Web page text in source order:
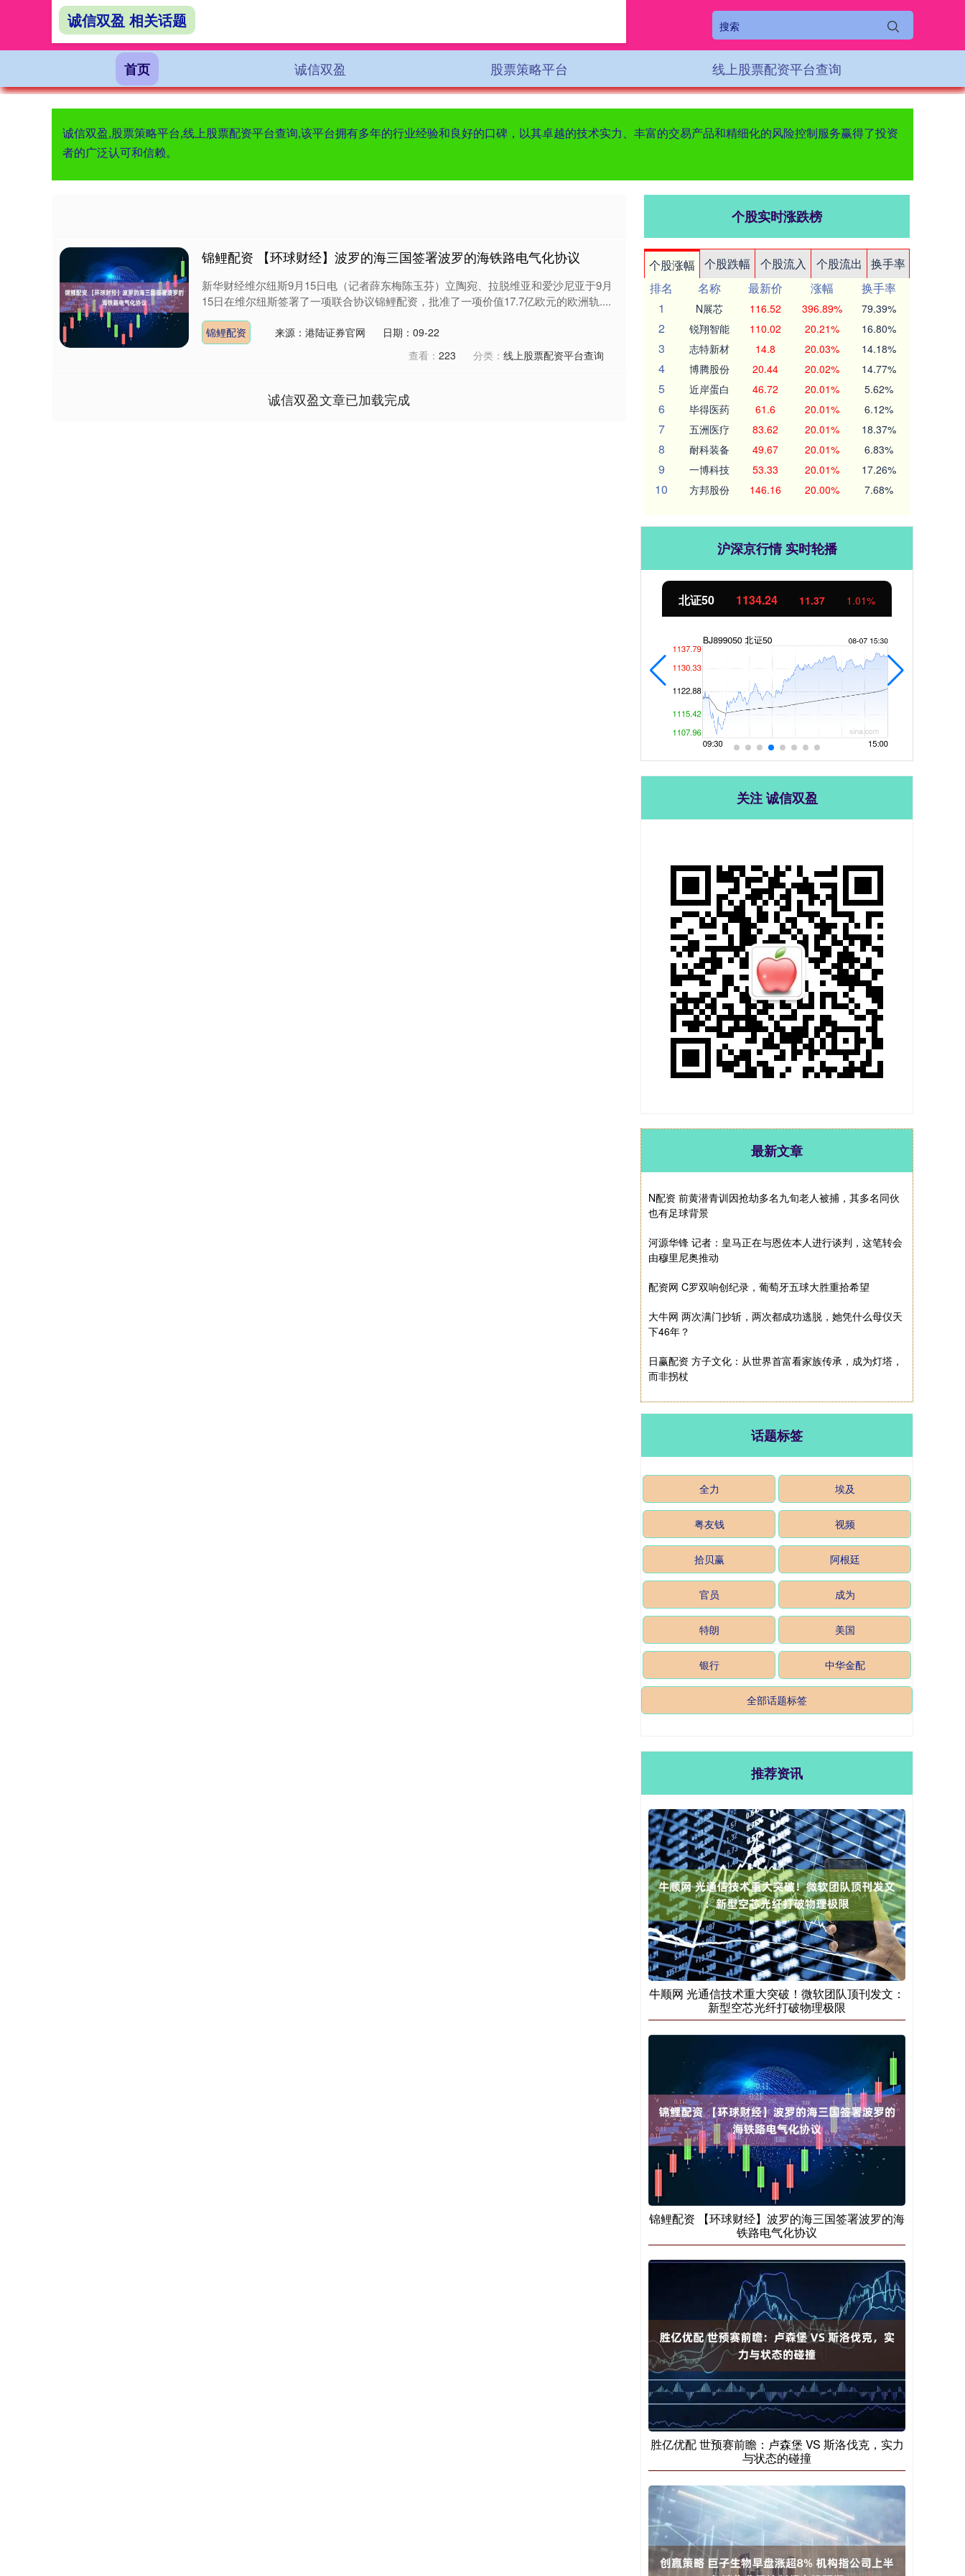
首页 诚信双盈 股票策略平台 线上股票配资平台查询
诚信双盈,股票策略平台,线上股票配资平台查询,该平台拥有多年的行业经验和良好的口碑，以其卓越的技术实力、丰富的交易产品和精细化的风险控制服务赢得了投资
者的广泛认可和信赖。
诚信双盈 相关话题
锦鲤配资 【环球财经】波罗的海三国签署波罗的海铁路电气化协议
新华财经维尔纽斯9月15日电（记者薛东梅陈玉芬）立陶宛、拉脱维亚和爱沙尼亚于9月
15日在维尔纽斯签署了一项联合协议锦鲤配资，批准了一项价值17.7亿欧元的欧洲轨....
锦鲤配资 来源：港陆证券官网
日期：09-22
查看： 223 分类： 线上股票配资平台查询
诚信双盈文章已加载完成
个股实时涨跌榜
个股涨幅 个股跌幅 个股流入 个股流出
换手率
排名
名称 最新价 涨幅
换手率
1
N展芯 116.52 396.89% 79.39%
2 锐翔智能 110.02 20.21% 16.80%
3 志特新材 14.8 20.03% 14.18%
4 博腾股份 20.44 20.02% 14.77%
5 近岸蛋白 46.72 20.01% 5.62%
6 毕得医药 61.6 20.01% 6.12%
7 五洲医疗 83.62 20.01% 18.37%
8 耐科装备 49.67 20.01% 6.83%
9 一博科技 53.33 20.01% 17.26%
10 方邦股份 146.16 20.00% 7.68%
沪深京行情 实时轮播
北证50 1134.24 11.37 1.01%
关注 诚信双盈
最新文章
N配资 前黄潜青训因抢劫多名九旬老人被捕，其多名同伙
也有足球背景
河源华锋 记者：皇马正在与恩佐本人进行谈判，这笔转会
由穆里尼奥推动
配资网 C罗双响创纪录，葡萄牙五球大胜重拾希望
大牛网 两次满门抄斩，两次都成功逃脱，她凭什么母仪天
下46年？
日赢配资 方子文化：从世界首富看家族传承，成为灯塔，
而非拐杖
话题标签
全力 埃及
粤友钱 视频
拾贝赢 阿根廷
官员 成为
特朗 美国
银行 中华金配
全部话题标签
推荐资讯
牛顺网 光通信技术重大突破！微软团队顶刊发文：
新型空芯光纤打破物理极限
锦鲤配资 【环球财经】波罗的海三国签署波罗的海
铁路电气化协议
胜亿优配 世预赛前瞻：卢森堡 VS 斯洛伐克，实力
与状态的碰撞